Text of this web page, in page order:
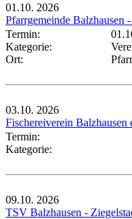
01.10. 2026
Pfarrgemeinde Balzhausen
Termin:
Kategorie:
Ort:
03.10. 2026
Fischereiverein Balzhausen
Termin:
Kategorie:
09.10. 2026
TSV Balzhausen -